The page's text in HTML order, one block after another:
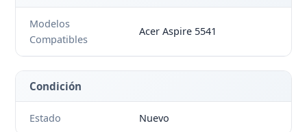
Modelos
Compatibles
Acer Aspire 5541
Condición
Estado Nuevo